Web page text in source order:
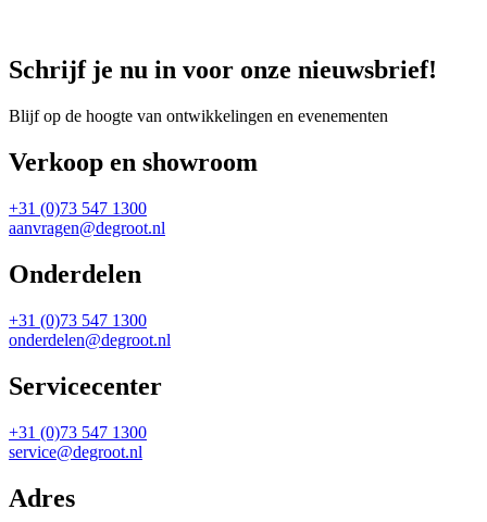
Schrijf je nu in voor onze nieuwsbrief!
Blijf op de hoogte van ontwikkelingen en evenementen
Verkoop en showroom
+31 (0)73 547 1300
aanvragen@degroot.nl
Onderdelen
+31 (0)73 547 1300
onderdelen@degroot.nl
Servicecenter
+31 (0)73 547 1300
service@degroot.nl
Adres